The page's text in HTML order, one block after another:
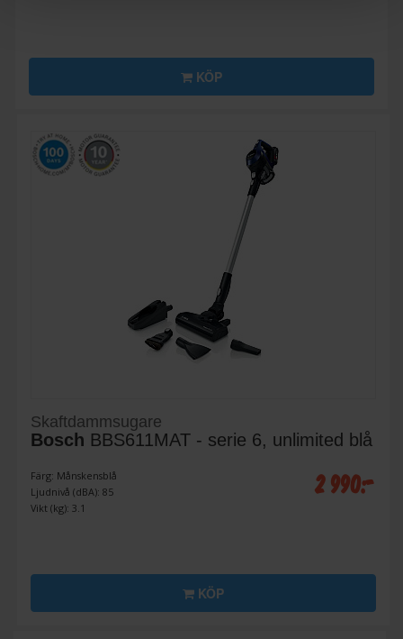
KÖP
Skaftdammsugare
Bosch BBS611MAT - serie 6, unlimited blå
Färg: Månskensblå
Ljudnivå (dBA): 85
Vikt (kg): 3.1
2 990:-
KÖP